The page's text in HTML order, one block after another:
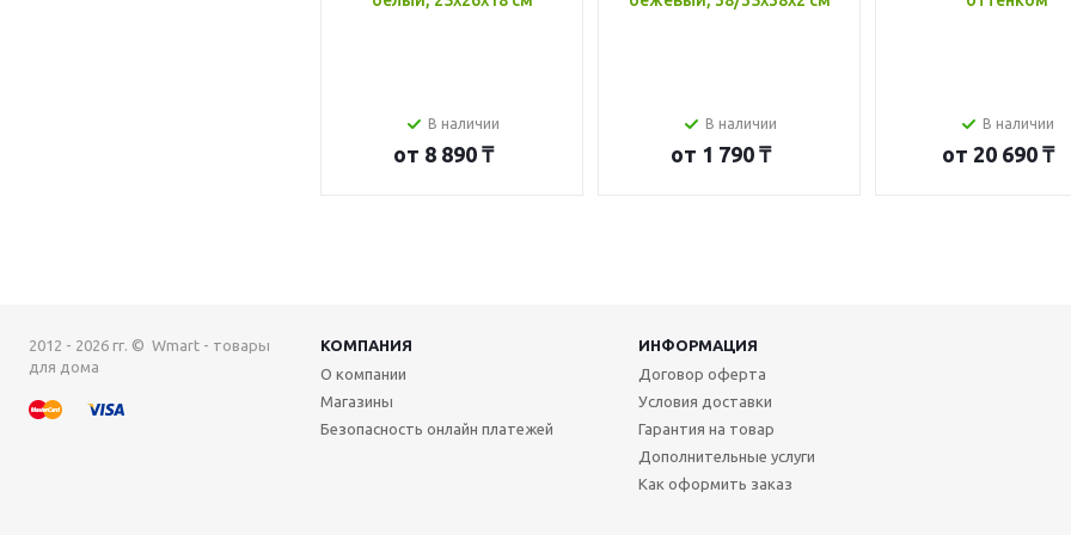
В наличии
от 8 890 ₸
В наличии
от 1 790 ₸
В наличии
от 20 690 ₸
2012 - 2026 гг. © Wmart - товары
для дома
КОМПАНИЯ
ИНФОРМАЦИЯ
О компании
Магазины
Безопасность онлайн платежей
Договор оферта
Условия доставки
Гарантия на товар
Дополнительные услуги
Как оформить заказ